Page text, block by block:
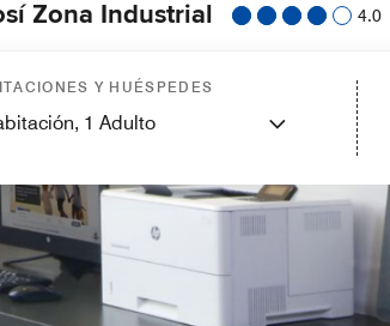
Zona Industrial 4.0
Y HUÉSPEDES
1 Adulto